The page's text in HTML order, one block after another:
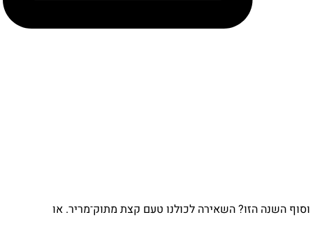
השנה הזו? השאירה לכולנו טעם קצת מתוק־מריר. או